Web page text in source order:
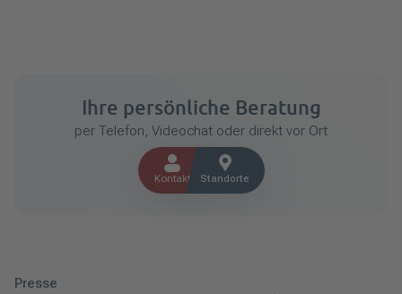
Ihre persönliche Beratung
per Telefon, Videochat oder direkt vor Ort
Kontakt Standorte
Presse